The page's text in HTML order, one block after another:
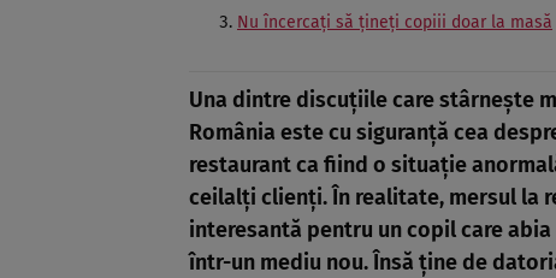
Nu încercați să țineți copiii doar la masă
Una dintre discuțiile care stârnește
România este cu siguranță cea
restaurant ca fiind o situație
ceilalți clienți. În realitate, mersul la
interesantă pentru un copil care
într-un mediu nou. Însă ține de